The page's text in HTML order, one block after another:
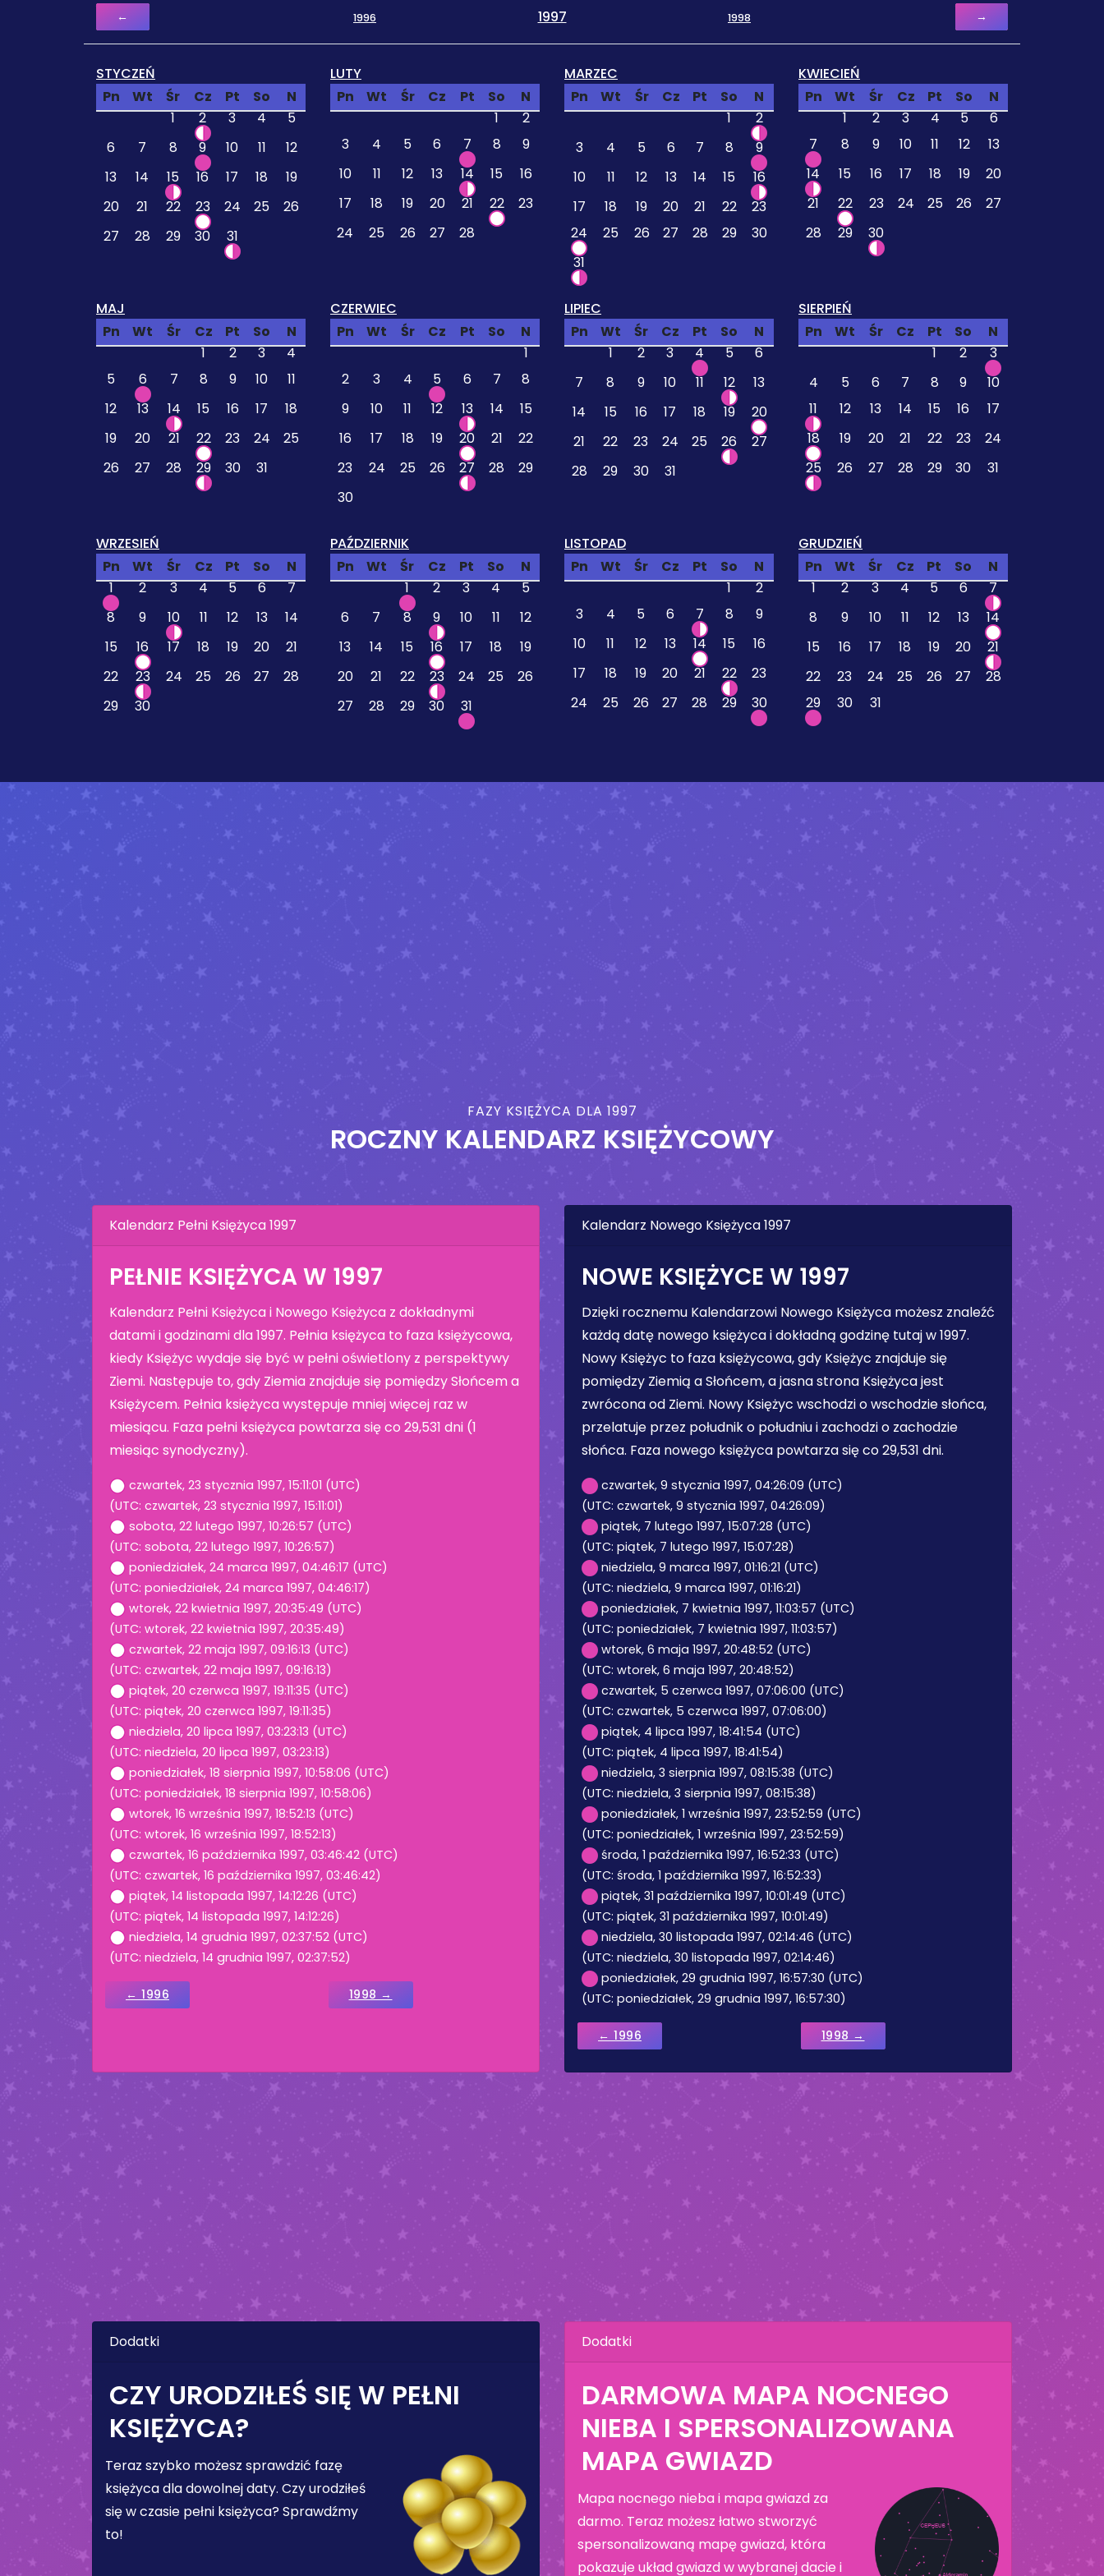
← 1996 1997 1998 →
STYCZEŃ
Pn
Wt Śr Cz Pt So
N
1
2 3 4
5
6
7 8 9 10 11
12
13
14 15 16 17 18
19
20
21 22 23 24 25
26
27
28 29 30 31
LUTY
Pn
Wt Śr Cz Pt So
N
1
2
3
4 5 6 7 8
9
10
11 12 13 14 15
16
17
18 19 20 21 22
23
24
25 26 27 28
MARZEC
Pn
Wt Śr Cz Pt So
N
1
2
3
4 5 6 7 8
9
10
11 12 13 14 15
16
17
18 19 20 21 22
23
24
25 26 27 28 29
30
31
KWIECIEŃ
Pn
Wt Śr Cz Pt So
N
1
2 3 4 5
6
7
8 9 10 11 12
13
14
15 16 17 18 19
20
21
22 23 24 25 26
27
28
29 30
MAJ
Pn
Wt Śr Cz Pt So
N
1
2 3
4
5
6 7 8 9 10
11
12
13 14 15 16 17
18
19
20 21 22 23 24
25
26
27 28 29 30 31
CZERWIEC
Pn
Wt Śr Cz Pt So
N
1
2
3 4 5 6 7
8
9
10 11 12 13 14
15
16
17 18 19 20 21
22
23
24 25 26 27 28
29
30
LIPIEC
Pn
Wt Śr Cz Pt So
N
1
2 3 4 5
6
7
8 9 10 11 12
13
14
15 16 17 18 19
20
21
22 23 24 25 26
27
28
29 30 31
SIERPIEŃ
Pn
Wt Śr Cz Pt So
N
1
2
3
4
5 6 7 8 9
10
11
12 13 14 15 16
17
18
19 20 21 22 23
24
25
26 27 28 29 30 31
WRZESIEŃ
Pn
Wt Śr Cz Pt So
N
1
2 3 4 5 6
7
8
9 10 11 12 13
14
15
16 17 18 19 20
21
22
23 24 25 26 27
28
29
30
PAŹDZIERNIK
Pn
Wt Śr Cz Pt So
N
1
2 3 4
5
6
7 8 9 10 11
12
13
14 15 16 17 18
19
20
21 22 23 24 25
26
27
28 29 30 31
LISTOPAD
Pn
Wt Śr Cz Pt So
N
1
2
3
4 5 6 7 8
9
10
11 12 13 14 15
16
17
18 19 20 21 22
23
24
25 26 27 28 29 30
GRUDZIEŃ
Pn
Wt Śr Cz Pt So
N
1
2 3 4 5 6
7
8
9 10 11 12 13
14
15
16 17 18 19 20
21
22
23 24 25 26 27
28
29
30 31
FAZY KSIĘŻYCA DLA 1997
ROCZNY KALENDARZ KSIĘŻYCOWY
Kalendarz Pełni Księżyca 1997
PEŁNIE KSIĘŻYCA W 1997
Kalendarz Pełni Księżyca i Nowego Księżyca z dokładnymi
datami i godzinami dla 1997. Pełnia księżyca to faza księżycowa,
kiedy Księżyc wydaje się być w pełni oświetlony z perspektywy
Ziemi. Następuje to, gdy Ziemia znajduje się pomiędzy Słońcem a
Księżycem. Pełnia księżyca występuje mniej więcej raz w
miesiącu. Faza pełni księżyca powtarza się co 29,531 dni (1
miesiąc synodyczny).
czwartek, 23 stycznia 1997, 15:11:01 (UTC)
(UTC: czwartek, 23 stycznia 1997, 15:11:01)
sobota, 22 lutego 1997, 10:26:57 (UTC)
(UTC: sobota, 22 lutego 1997, 10:26:57)
poniedziałek, 24 marca 1997, 04:46:17 (UTC)
(UTC: poniedziałek, 24 marca 1997, 04:46:17)
wtorek, 22 kwietnia 1997, 20:35:49 (UTC)
(UTC: wtorek, 22 kwietnia 1997, 20:35:49)
czwartek, 22 maja 1997, 09:16:13 (UTC)
(UTC: czwartek, 22 maja 1997, 09:16:13)
piątek, 20 czerwca 1997, 19:11:35 (UTC)
(UTC: piątek, 20 czerwca 1997, 19:11:35)
niedziela, 20 lipca 1997, 03:23:13 (UTC)
(UTC: niedziela, 20 lipca 1997, 03:23:13)
poniedziałek, 18 sierpnia 1997, 10:58:06 (UTC)
(UTC: poniedziałek, 18 sierpnia 1997, 10:58:06)
wtorek, 16 września 1997, 18:52:13 (UTC)
(UTC: wtorek, 16 września 1997, 18:52:13)
czwartek, 16 października 1997, 03:46:42 (UTC)
(UTC: czwartek, 16 października 1997, 03:46:42)
piątek, 14 listopada 1997, 14:12:26 (UTC)
(UTC: piątek, 14 listopada 1997, 14:12:26)
niedziela, 14 grudnia 1997, 02:37:52 (UTC)
(UTC: niedziela, 14 grudnia 1997, 02:37:52)
← 1996 1998 →
Kalendarz Nowego Księżyca 1997
NOWE KSIĘŻYCE W 1997
Dzięki rocznemu Kalendarzowi Nowego Księżyca możesz znaleźć
każdą datę nowego księżyca i dokładną godzinę tutaj w 1997.
Nowy Księżyc to faza księżycowa, gdy Księżyc znajduje się
pomiędzy Ziemią a Słońcem, a jasna strona Księżyca jest
zwrócona od Ziemi. Nowy Księżyc wschodzi o wschodzie słońca,
przelatuje przez południk o południu i zachodzi o zachodzie
słońca. Faza nowego księżyca powtarza się co 29,531 dni.
czwartek, 9 stycznia 1997, 04:26:09 (UTC)
(UTC: czwartek, 9 stycznia 1997, 04:26:09)
piątek, 7 lutego 1997, 15:07:28 (UTC)
(UTC: piątek, 7 lutego 1997, 15:07:28)
niedziela, 9 marca 1997, 01:16:21 (UTC)
(UTC: niedziela, 9 marca 1997, 01:16:21)
poniedziałek, 7 kwietnia 1997, 11:03:57 (UTC)
(UTC: poniedziałek, 7 kwietnia 1997, 11:03:57)
wtorek, 6 maja 1997, 20:48:52 (UTC)
(UTC: wtorek, 6 maja 1997, 20:48:52)
czwartek, 5 czerwca 1997, 07:06:00 (UTC)
(UTC: czwartek, 5 czerwca 1997, 07:06:00)
piątek, 4 lipca 1997, 18:41:54 (UTC)
(UTC: piątek, 4 lipca 1997, 18:41:54)
niedziela, 3 sierpnia 1997, 08:15:38 (UTC)
(UTC: niedziela, 3 sierpnia 1997, 08:15:38)
poniedziałek, 1 września 1997, 23:52:59 (UTC)
(UTC: poniedziałek, 1 września 1997, 23:52:59)
środa, 1 października 1997, 16:52:33 (UTC)
(UTC: środa, 1 października 1997, 16:52:33)
piątek, 31 października 1997, 10:01:49 (UTC)
(UTC: piątek, 31 października 1997, 10:01:49)
niedziela, 30 listopada 1997, 02:14:46 (UTC)
(UTC: niedziela, 30 listopada 1997, 02:14:46)
poniedziałek, 29 grudnia 1997, 16:57:30 (UTC)
(UTC: poniedziałek, 29 grudnia 1997, 16:57:30)
← 1996 1998 →
Dodatki
CZY URODZIŁEŚ SIĘ W PEŁNI
KSIĘŻYCA?
Teraz szybko możesz sprawdzić fazę
księżyca dla dowolnej daty. Czy urodziłeś
się w czasie pełni księżyca? Sprawdźmy
to!
Dodatki
DARMOWA MAPA NOCNEGO
NIEBA I SPERSONALIZOWANA
MAPA GWIAZD
Mapa nocnego nieba i mapa gwiazd za
darmo. Teraz możesz łatwo stworzyć
spersonalizowaną mapę gwiazd, która
pokazuje układ gwiazd w wybranej dacie i